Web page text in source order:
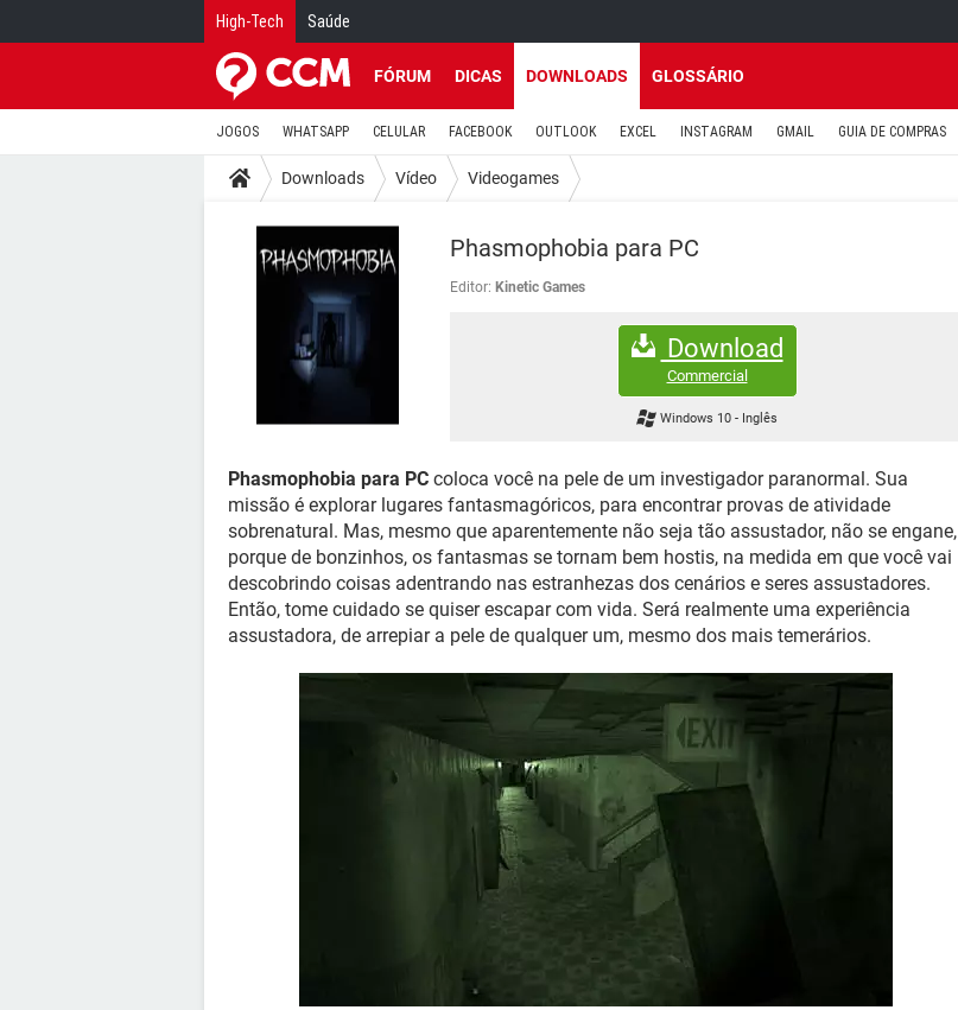
High-Tech Saúde
FÓRUM DICAS DOWNLOADS GLOSSÁRIO
JOGOS WHATSAPP CELULAR FACEBOOK OUTLOOK EXCEL INSTAGRAM GMAIL GUIA DE COMPRAS
Downloads Vídeo Videogames
Phasmophobia para PC
Editor: Kinetic Games
Download
Commercial
Windows 10- Inglês
Phasmophobia para PC coloca você na pele de um investigador paranormal. Sua
missão é explorar lugares fantasmagóricos, para encontrar provas de atividade
sobrenatural. Mas, mesmo que aparentemente não seja tão assustador, não se engane,
porque de bonzinhos, os fantasmas se tornam bem hostis, na medida em que você vai
descobrindo coisas adentrando nas estranhezas dos cenários e seres assustadores.
Então, tome cuidado se quiser escapar com vida. Será realmente uma experiência
assustadora, de arrepiar a pele de qualquer um, mesmo dos mais temerários.